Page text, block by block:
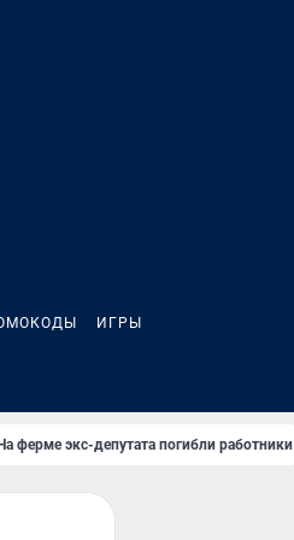
ИГРЫ
ферме экс-депутата погибли работники